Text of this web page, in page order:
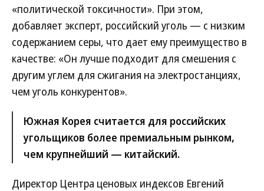
«политической токсичности». При этом,
добавляет эксперт, российский уголь — с низким
содержанием серы, что дает ему преимущество в
качестве: «Он лучше подходит для смешения с
другим углем для сжигания на электростанциях,
чем уголь конкурентов».
Южная Корея считается для российских
угольщиков более премиальным рынком,
чем крупнейший — китайский.
Директор Центра ценовых индексов Евгений